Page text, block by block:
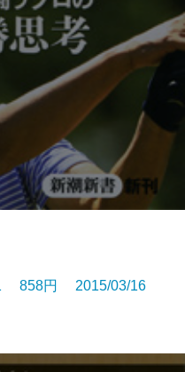
858円 2015/03/16